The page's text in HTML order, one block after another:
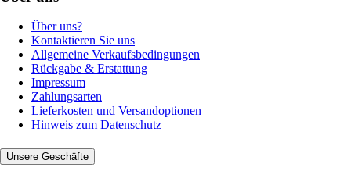
Über uns?
Kontaktieren Sie uns
Allgemeine Verkaufsbedingungen
Rückgabe & Erstattung
Impressum
Zahlungsarten
Lieferkosten und Versandoptionen
Hinweis zum Datenschutz
Unsere Geschäfte